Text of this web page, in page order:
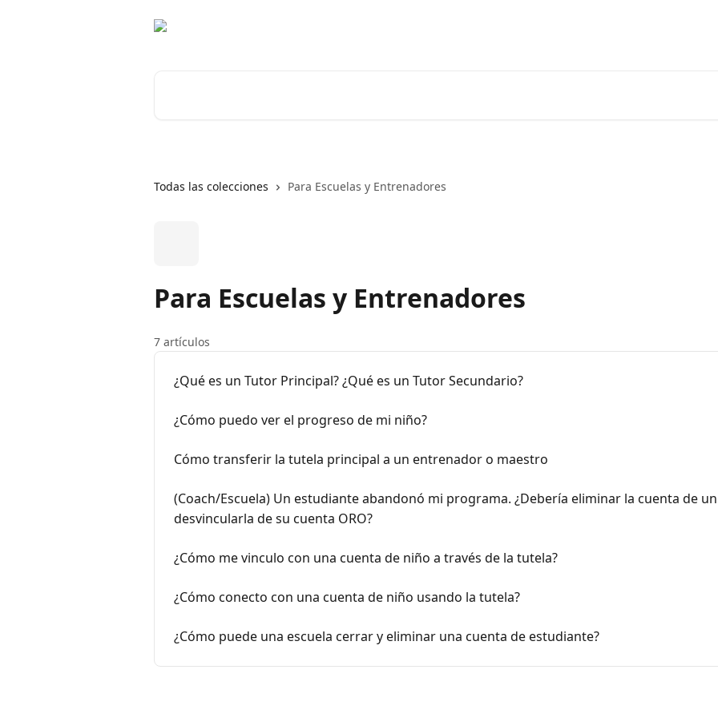
Todas las colecciones Para Escuelas y Entrenadores
Para Escuelas y Entrenadores
7 artículos
¿Qué es un Tutor Principal? ¿Qué es un Tutor Secundario?
¿Cómo puedo ver el progreso de mi niño?
Cómo transferir la tutela principal a un entrenador o maestro
(Coach/Escuela) Un estudiante abandonó mi programa. ¿Debería eliminar la cuenta de
desvincularla de su cuenta ORO?
¿Cómo me vinculo con una cuenta de niño a través de la tutela?
¿Cómo conecto con una cuenta de niño usando la tutela?
¿Cómo puede una escuela cerrar y eliminar una cuenta de estudiante?